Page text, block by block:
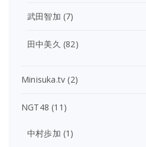
武田智加 (7)
田中美久 (82)
Minisuka.tv (2)
NGT48 (11)
中村歩加 (1)